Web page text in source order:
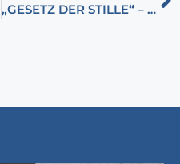
„GESETZ DER STILLE“ – FÜR DIE MEINUNGSFREIHEIT DER UNGARN IN DER SLOWAKEI